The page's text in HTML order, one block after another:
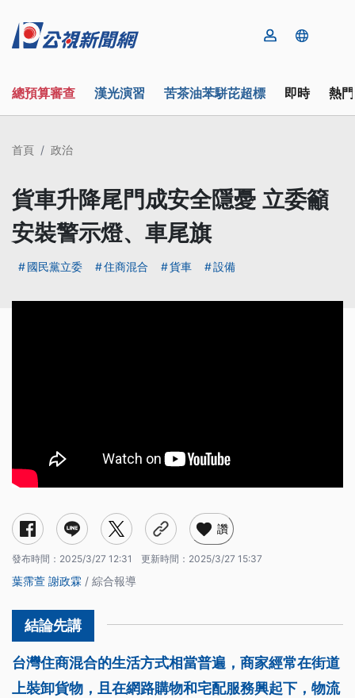
總預算審查 漢光演習 苦茶油苯駢芘超標 即時 熱
首頁 政治
貨車升降尾門成安全隱憂 立委籲
安裝警示燈、車尾旗
國民黨立委 住商混合 貨車 設備
讚
發布時間： 2025/3/27 12:31 更新時間： 2025/3/27 15:37
葉霈萱 謝政霖 / 綜合報導
台灣住商混合的生活方式相當普遍，商家經常在街道
上裝卸貨物，且在網路購物和宅配服務興起下，物流